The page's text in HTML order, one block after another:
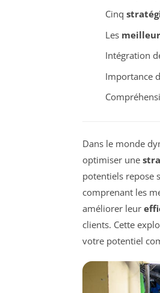
Cinq
Les
Intégration
Importance
Dans le monde
optimiser une
potentiels repose
comprenant les
améliorer leur
clients. Cette
votre potentiel